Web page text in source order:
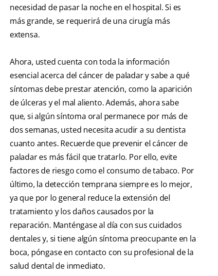
necesidad de pasar la noche en el hospital. Si es
más grande, se requerirá de una cirugía más
extensa.
Ahora, usted cuenta con toda la información
esencial acerca del cáncer de paladar y sabe a qué
síntomas debe prestar atención, como la aparición
de úlceras y el mal aliento. Además, ahora sabe
que, si algún síntoma oral permanece por más de
dos semanas, usted necesita acudir a su dentista
cuanto antes. Recuerde que prevenir el cáncer de
paladar es más fácil que tratarlo. Por ello, evite
factores de riesgo como el consumo de tabaco. Por
último, la detección temprana siempre es lo mejor,
ya que por lo general reduce la extensión del
tratamiento y los daños causados por la
reparación. Manténgase al día con sus cuidados
dentales y, si tiene algún síntoma preocupante en la
boca, póngase en contacto con su profesional de la
salud dental de inmediato.